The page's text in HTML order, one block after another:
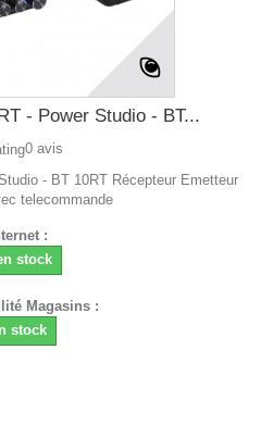
- Power Studio - BT...
0 avis
- BT 10RT Récepteur Emetteur
telecommande
:
stock
Magasins :
stock